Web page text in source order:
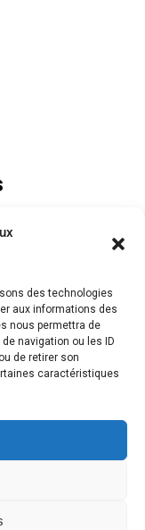
des technologies
aux informations des
nous permettra de
navigation ou les ID
de retirer son
caractéristiques